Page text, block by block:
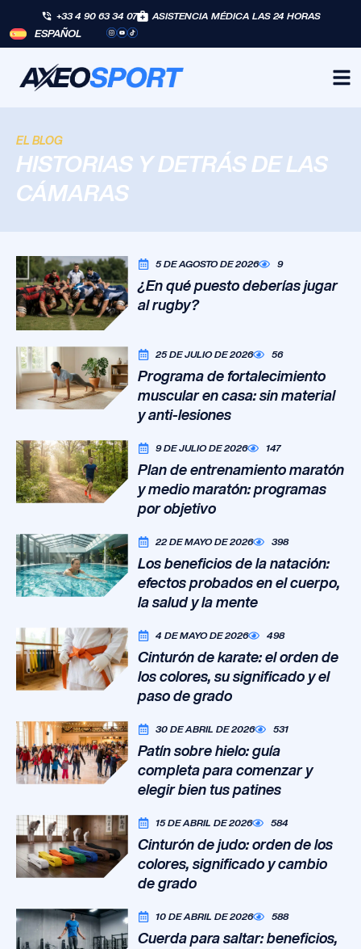
+33 4 90 63 34 07
ASISTENCIA MÉDICA LAS 24 HORAS
ESPAÑOL
EL BLOG
HISTORIAS Y DETRÁS DE LAS
CÁMARAS
5 DE AGOSTO DE 2026 9
¿En qué puesto deberías jugar
al rugby?
25 DE JULIO DE 2026 56
Programa de fortalecimiento
muscular en casa: sin material
y anti-lesiones
9 DE JULIO DE 2026 147
Plan de entrenamiento maratón
y medio maratón: programas
por objetivo
22 DE MAYO DE 2026 398
Los beneficios de la natación:
efectos probados en el cuerpo,
la salud y la mente
4 DE MAYO DE 2026 498
Cinturón de karate: el orden de
los colores, su significado y el
paso de grado
30 DE ABRIL DE 2026 531
Patín sobre hielo: guía
completa para comenzar y
elegir bien tus patines
15 DE ABRIL DE 2026 584
Cinturón de judo: orden de los
colores, significado y cambio
de grado
10 DE ABRIL DE 2026 588
Cuerda para saltar: beneficios,